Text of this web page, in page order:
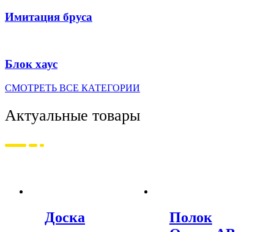
Имитация бруса
Блок хаус
СМОТРЕТЬ ВСЕ КАТЕГОРИИ
Актуальные товары
Доска
Полок